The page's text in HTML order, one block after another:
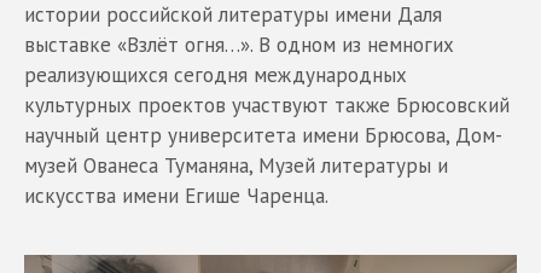
истории российской литературы имени Даля
выставке «Взлёт огня…». В одном из немногих
реализующихся сегодня международных
культурных проектов участвуют также Брюсовский
научный центр университета имени Брюсова, Дом-
музей Ованеса Туманяна, Музей литературы и
искусства имени Егише Чаренца.